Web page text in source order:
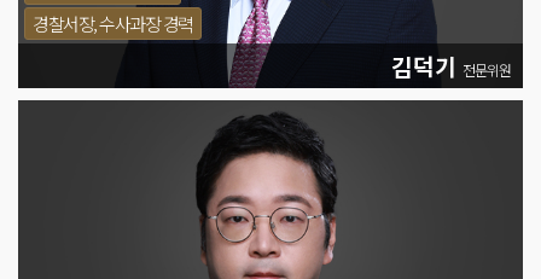
경찰서장, 수사과장 경력
김덕기 전문위원